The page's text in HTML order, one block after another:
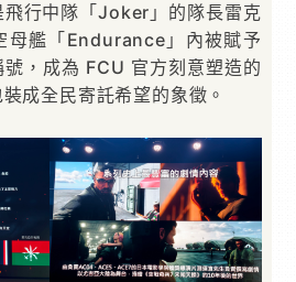
行中隊「Joker」的隊長雷克
母艦「Endurance」內被賦予
，成為 FCU 官方刻意塑造的
成全民寄託希望的象徵。